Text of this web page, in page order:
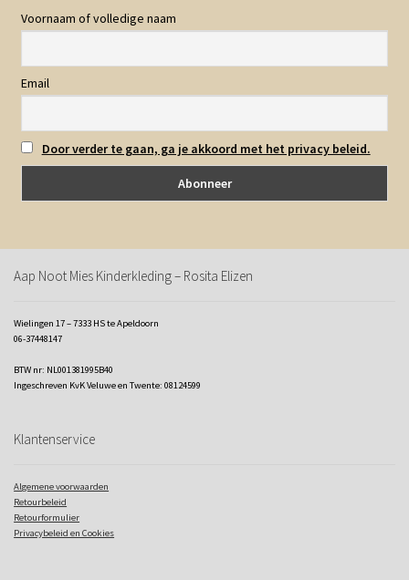
Voornaam of volledige naam
Email
Door verder te gaan, ga je akkoord met het privacy beleid.
Aap Noot Mies Kinderkleding – Rosita Elizen
Wielingen 17 – 7333 HS te Apeldoorn
06-37448147
BTW nr: NL001381995B40
Ingeschreven KvK Veluwe en Twente: 08124599
Klantenservice
Algemene voorwaarden
Retourbeleid
Retourformulier
Privacybeleid en Cookies